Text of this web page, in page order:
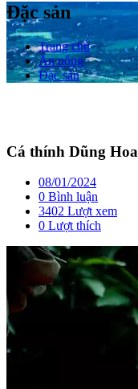
Đặc sản
Trang chủ
Ăn uống
Đặc sản
Cá thính Dũng Hoa
08/01/2024
0 Bình luận
3402 Lượt xem
0 Lượt thích